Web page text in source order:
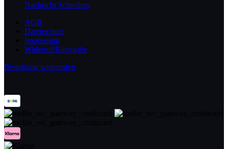
Nachricht Schreiben
AGB
Datenschutz
Impressum
Widerruf/Rückgabe
Bestellung widerrufen